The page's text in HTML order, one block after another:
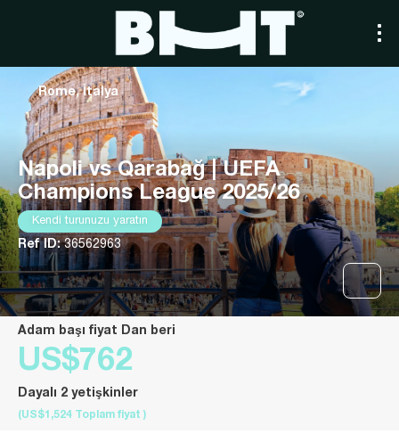
Napoli vs Qarabağ | UEFA
Champions League 2025/26
Kendi turunuzu yaratın
Ref ID:36562963
Rome, İtalya
Adam başı fiyat Dan beri
US$762
Dayalı 2 yetişkinler
(US$1,524 Toplam fiyat )